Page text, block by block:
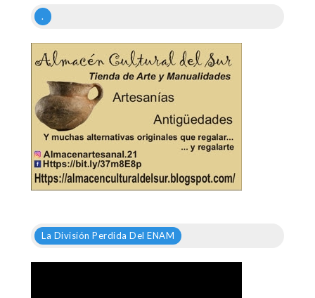
.
La División Perdida Del ENAM